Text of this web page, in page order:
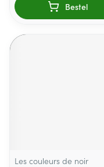
Bestel
Les couleurs de noir